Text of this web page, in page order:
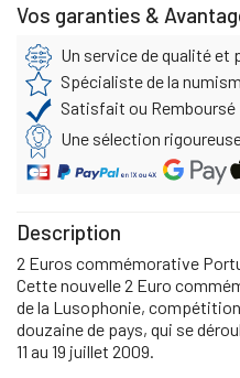
Vos garanties &
Un service de qualité et
Spécialiste de la
Satisfait ou Remboursé
Une sélection
Description
2 Euros commémorative
Cette nouvelle 2 Euro
de la Lusophonie,
douzaine de pays, qui se
11 au 19 juillet 2009.